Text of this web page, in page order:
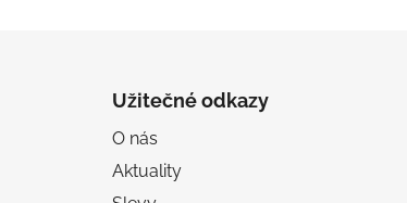
Užitečné odkazy
O nás
Aktuality